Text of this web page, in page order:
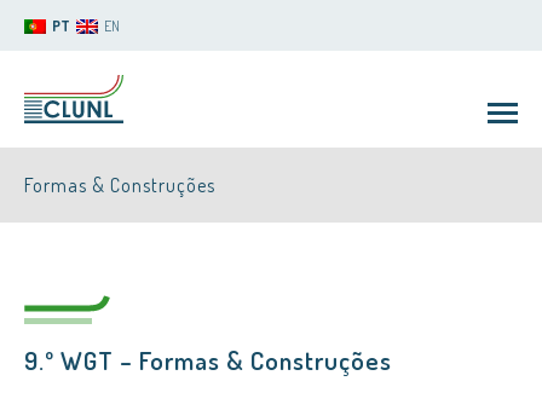
PT EN
CLUNL
Formas & Construções
9.º WGT – Formas & Construções